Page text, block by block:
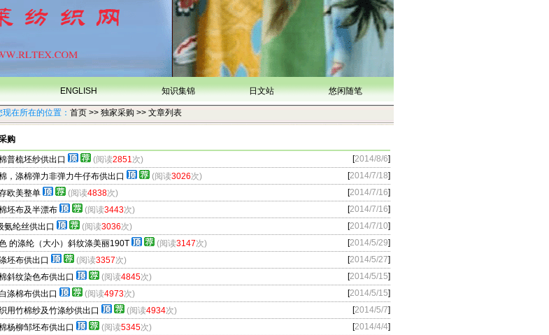
ENGLISH 知识集锦 日文站 悠闲随笔
现在所在的位置： 首页 >> 独家采购 >> 文章列表
购
[2014/8/6]
普梳坯纱供出口 (阅读2851次)
[2014/7/18]
，涤棉弹力非弹力牛仔布供出口 (阅读3026次)
[2014/7/16]
欧美整单 (阅读4838次)
[2014/7/16]
坯布及半漂布 (阅读3443次)
[2014/7/10]
氨纶丝供出口 (阅读3036次)
[2014/5/29]
的涤纶（大小）斜纹涤美丽190T (阅读3147次)
[2014/5/27]
坯布供出口 (阅读3357次)
[2014/5/15]
斜纹染色布供出口 (阅读4845次)
[2014/5/15]
涤棉布供出口 (阅读4973次)
[2014/5/7]
用竹棉纱及竹涤纱供出口 (阅读4934次)
[2014/4/4]
杨柳邹坯布供出口 (阅读5345次)